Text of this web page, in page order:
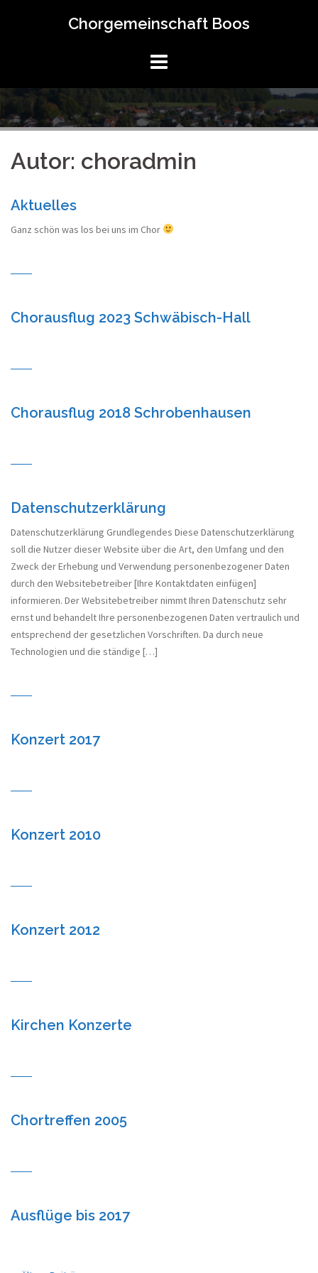
Chorgemeinschaft Boos
Autor: choradmin
Aktuelles
Ganz schön was los bei uns im Chor
Chorausflug 2023 Schwäbisch-Hall
Chorausflug 2018 Schrobenhausen
Datenschutzerklärung
Datenschutzerklärung Grundlegendes Diese Datenschutzerklärung
soll die Nutzer dieser Website über die Art, den Umfang und den
Zweck der Erhebung und Verwendung personenbezogener Daten
durch den Websitebetreiber [Ihre Kontaktdaten einfügen]
informieren. Der Websitebetreiber nimmt Ihren Datenschutz sehr
ernst und behandelt Ihre personenbezogenen Daten vertraulich und
entsprechend der gesetzlichen Vorschriften. Da durch neue
Technologien und die ständige […]
Konzert 2017
Konzert 2010
Konzert 2012
Kirchen Konzerte
Chortreffen 2005
Ausflüge bis 2017